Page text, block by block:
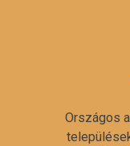
Országos